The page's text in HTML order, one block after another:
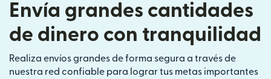
Envía grandes cantidades
de dinero con tranquilidad
Realiza envíos grandes de forma segura a través de
nuestra red confiable para lograr tus metas importantes